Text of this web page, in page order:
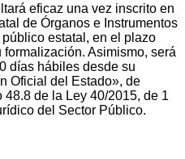
eficaz una vez inscrito en
de Órganos e Instrumentos
estatal, en el plazo
Asimismo, será
días hábiles desde su
Oficial del Estado», de
de la Ley 40/2015, de 1
del Sector Público.